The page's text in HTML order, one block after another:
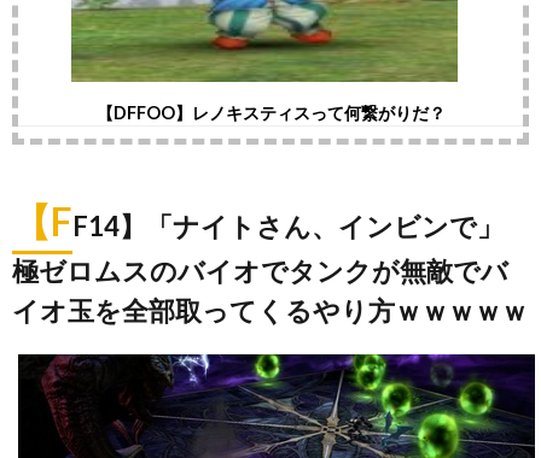
【DFFOO】レノキスティスって何繋がりだ？
【FF14】「ナイトさん、インビンで」
極ゼロムスのバイオでタンクが無敵でバ
イオ玉を全部取ってくるやり方ｗｗｗｗｗ